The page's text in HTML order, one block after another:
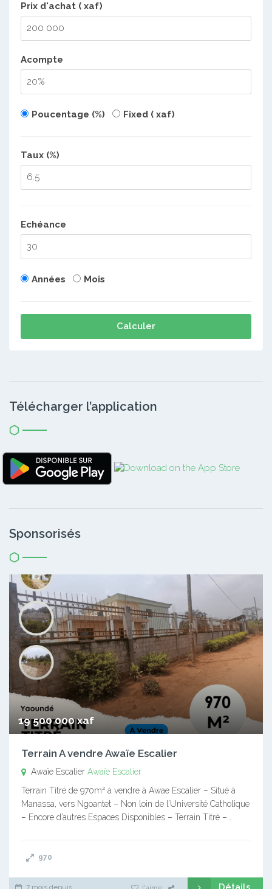
Prix d'achat ( xaf)
Acompte
Poucentage (%) Fixed ( xaf)
Taux (%)
Echéance
Années Mois
Calculer
Télécharger l’application
Sponsorisés
19 500 000 xaf
Terrain A vendre Awaïe Escalier
Awaïe Escalier Awaïe Escalier
Terrain Titré de 970m² à vendre à Awae Escalier – Situé à
Manassa, vers Ngoantet – Non loin de l’Université Catholique
– Encore d’autres Espaces Disponibles – Terrain Titré –…
970
7 mois depuis